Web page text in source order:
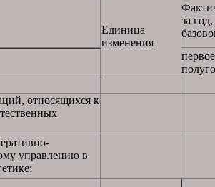
Единица
изменения
за
первое
относящихся к
управлению в